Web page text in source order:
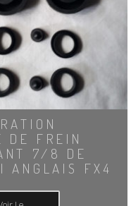
DE FREIN
7/8 DE
ANGLAIS FX4